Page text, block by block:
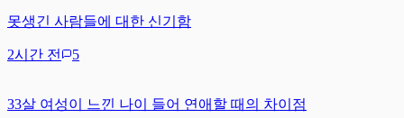
못생긴 사람들에 대한 신기함
2시간 전 5
33살 여성이 느낀 나이 들어 연애할 때의 차이점